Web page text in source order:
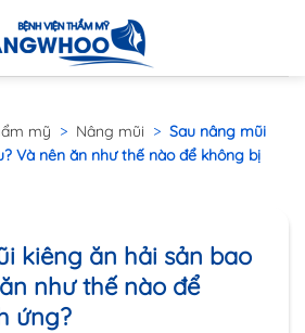
mỹ > Nâng mũi > Sau nâng mũi
Và nên ăn như thế nào để không bị
kiêng ăn hải sản bao
như thế nào để
ứng?